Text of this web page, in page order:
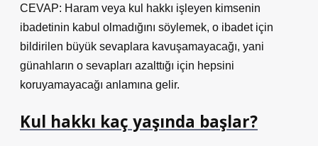
CEVAP: Haram veya kul hakkı işleyen kimsenin
ibadetinin kabul olmadığını söylemek, o ibadet için
bildirilen büyük sevaplara kavuşamayacağı, yani
günahların o sevapları azalttığı için hepsini
koruyamayacağı anlamına gelir.
Kul hakkı kaç yaşında başlar?